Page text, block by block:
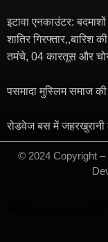
इटावा एनकाउंटर: बदमाशों
शातिर गिरफ्तार,,बारिश
तमंचे, 04 कारतूस और
पसमादा मुस्लिम समाज
रोडवेज बस में
© 2024 Copyright –